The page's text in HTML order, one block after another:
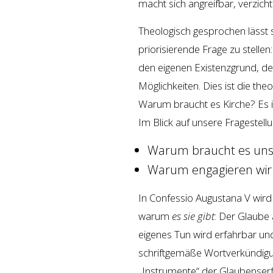
macht sich angreifbar,
Theologisch gesprochen
priorisierende Frage zu
den eigenen Existenzgrund,
Möglichkeiten. Dies ist die
Warum braucht es Kirche?
Im Blick auf unsere
Warum braucht es
Warum engagieren
In Confessio Augustana V
warum es sie gibt: Der
eigenes Tun wird erfahrbar
schriftgemäße